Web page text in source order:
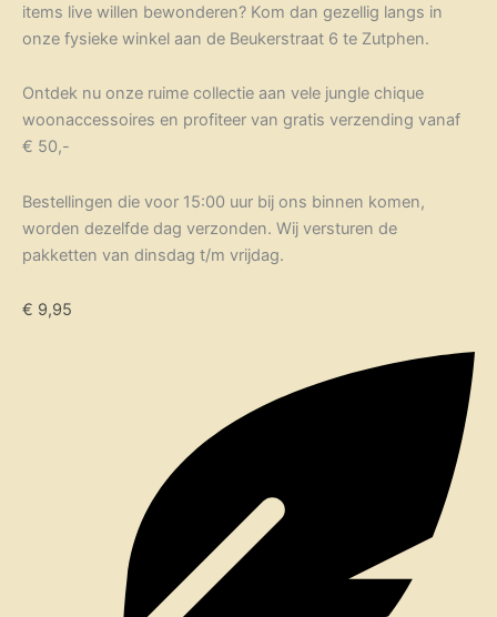
items live willen bewonderen? Kom dan gezellig langs in
onze fysieke winkel aan de Beukerstraat 6 te Zutphen.
Ontdek nu onze ruime collectie aan vele jungle chique
woonaccessoires en profiteer van gratis verzending vanaf
€ 50,-
Bestellingen die voor 15:00 uur bij ons binnen komen,
worden dezelfde dag verzonden. Wij versturen de
pakketten van dinsdag t/m vrijdag.
€ 9,95